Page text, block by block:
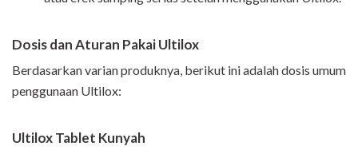
Dosis dan Aturan Pakai Ultilox
Berdasarkan varian produknya, berikut ini adalah dosis umum
penggunaan Ultilox:
Ultilox Tablet Kunyah